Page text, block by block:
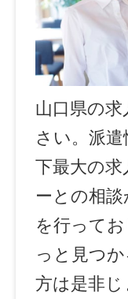
山口県の
さい。派
下最大の
ーとの相
を行って
っと見つ
方は是非